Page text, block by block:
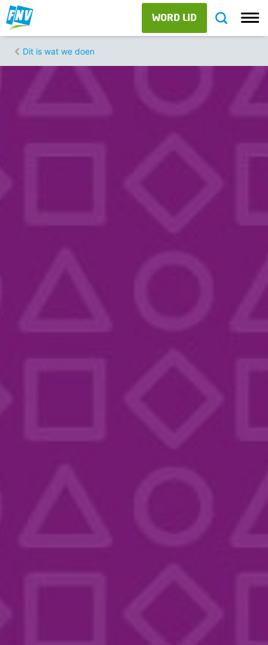
WORD LID
Dit is wat we doen